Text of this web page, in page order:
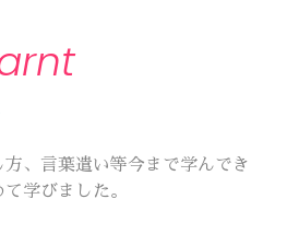
、言葉遣い等今まで学んでき
学びました。